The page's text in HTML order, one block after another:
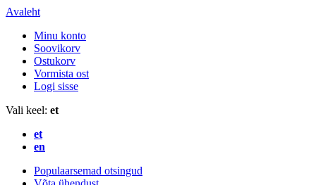
Avaleht
Minu konto
Soovikorv
Ostukorv
Vormista ost
Logi sisse
Vali keel: et
et
en
Populaarsemad otsingud